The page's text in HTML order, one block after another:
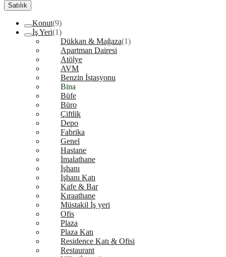
Satılık
Konut(9)
İş Yeri(1)
Dükkan & Mağaza(1)
Apartman Dairesi
Atölye
AVM
Benzin İstasyonu
Bina
Büfe
Büro
Çiftlik
Depo
Fabrika
Genel
Hastane
İmalathane
İşhanı
İşhanı Katı
Kafe & Bar
Kıraathane
Müstakil İş yeri
Ofis
Plaza
Plaza Katı
Residence Katı & Ofisi
Restaurant